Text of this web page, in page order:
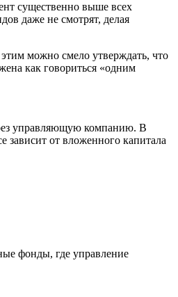
существенно выше всех
даже не смотрят, делая
можно смело утверждать, что
как говориться «одним
управляющую компанию. В
зависит от вложенного капитала
фонды, где управление